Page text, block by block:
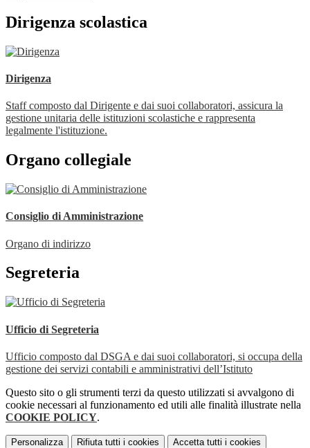
Dirigenza scolastica
Dirigenza
Staff composto dal Dirigente e dai suoi collaboratori, assicura la
gestione unitaria delle istituzioni scolastiche e rappresenta
legalmente l'istituzione.
Organo collegiale
Consiglio di Amministrazione
Organo di indirizzo
Segreteria
Ufficio di Segreteria
Ufficio composto dal DSGA e dai suoi collaboratori, si occupa della
gestione dei servizi contabili e amministrativi dell’Istituto
Questo sito o gli strumenti terzi da questo utilizzati si avvalgono di
cookie necessari al funzionamento ed utili alle finalità illustrate nella
COOKIE POLICY.
Personalizza Rifiuta tutti i cookies Accetta tutti i cookies